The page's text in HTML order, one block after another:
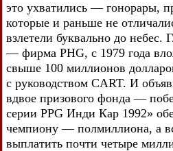
это ухватились — гонорары,
которые и раньше не
взлетели буквально до небес.
— фирма PHG, с 1979 года
свыше 100 миллионов
с руководством CART. И
вдвое призового фонда —
серии PPG Инди Кар 1992»
чемпиону — полмиллиона, а
выплатить почти четыре